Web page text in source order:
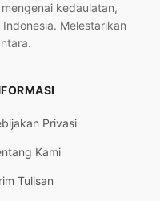
kedaulatan,
Melestarikan
Privasi
Kami
Tulisan